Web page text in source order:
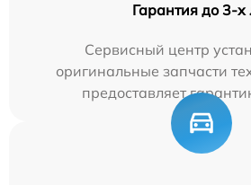
Гарантия до 3-х
Сервисный центр
оригинальные запчасти
предоставляет